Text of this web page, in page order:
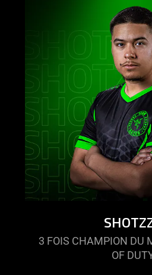
3 FOIS CHAMPION DU
OF